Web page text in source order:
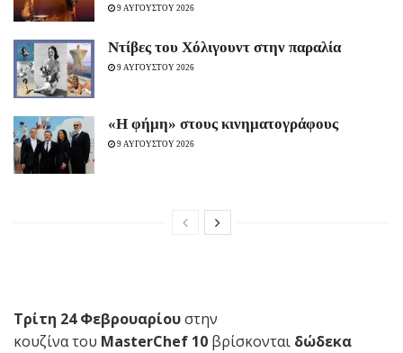
9 ΑΥΓΟΥΣΤΟΥ 2026
Ντίβες του Χόλιγουντ στην παραλία
9 ΑΥΓΟΥΣΤΟΥ 2026
«H φήμη» στους κινηματογράφους
9 ΑΥΓΟΥΣΤΟΥ 2026
Τρίτη 24 Φεβρουαρίουστην
κουζίνα του MasterChef 10 βρίσκονται δώδεκα